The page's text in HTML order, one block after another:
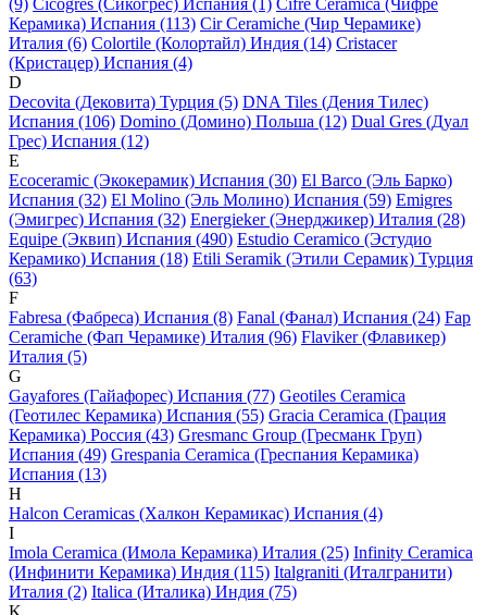
(9) Cicogres (Сикогрес) Испания (1) Cifre Ceramica (Чифре
Керамика) Испания (113) Cir Ceramiche (Чир Черамике)
Италия (6) Colortile (Колортайл) Индия (14) Cristacer
(Кристацер) Испания (4)
D
Decovita (Дековита) Турция (5) DNA Tiles (Дения Тилес)
Испания (106) Domino (Домино) Польша (12) Dual Gres (Дуал
Грес) Испания (12)
E
Ecoceramic (Экокерамик) Испания (30) El Barco (Эль Барко)
Испания (32) El Molino (Эль Молино) Испания (59) Emigres
(Эмигрес) Испания (32) Energieker (Энерджикер) Италия (28)
Equipe (Эквип) Испания (490) Estudio Ceramico (Эстудио
Керамико) Испания (18) Etili Seramik (Этили Серамик) Турция
(63)
F
Fabresa (Фабреса) Испания (8) Fanal (Фанал) Испания (24) Fap
Ceramiche (Фап Черамике) Италия (96) Flaviker (Флавикер)
Италия (5)
G
Gayafores (Гайафорес) Испания (77) Geotiles Ceramica
(Геотилес Керамика) Испания (55) Gracia Ceramica (Грация
Керамика) Россия (43) Gresmanc Group (Гресманк Груп)
Испания (49) Grespania Ceramica (Греспания Керамика)
Испания (13)
H
Halcon Ceramicas (Халкон Керамикас) Испания (4)
I
Imola Ceramica (Имола Керамика) Италия (25) Infinity Ceramica
(Инфинити Керамика) Индия (115) Italgraniti (Италгранити)
Италия (2) Italica (Италика) Индия (75)
K